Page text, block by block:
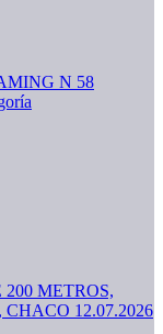
N 58
METROS,
12.07.2026